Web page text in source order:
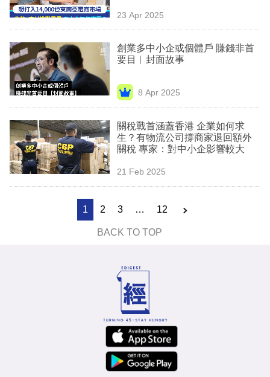
23 Apr 2025
創業多中小企或個體戶 賺錢非首
要目︳封面故事
8 Apr 2025
關稅戰首涵蓋香港 企業如何求
生？有物流公司撐商家退回額外
關稅 專家：對中小企影響較大
21 Feb 2025
1 2 3 … 12
BACK TO TOP